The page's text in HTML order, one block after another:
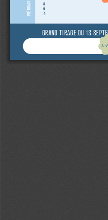
8
9
10
GRAND TIRAGE DU 13
À